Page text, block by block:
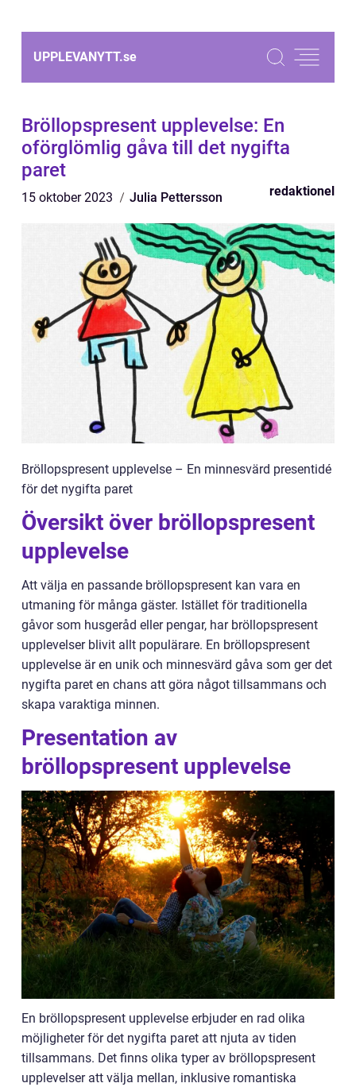
UPPLEVANYTT.se
Bröllopspresent upplevelse: En
oförglömlig gåva till det nygifta
paret
15 oktober 2023 Julia Pettersson redaktionel
Bröllopspresent upplevelse – En minnesvärd presentidé
för det nygifta paret
Översikt över bröllopspresent
upplevelse
Att välja en passande bröllopspresent kan vara en
utmaning för många gäster. Istället för traditionella
gåvor som husgeråd eller pengar, har bröllopspresent
upplevelser blivit allt populärare. En bröllopspresent
upplevelse är en unik och minnesvärd gåva som ger det
nygifta paret en chans att göra något tillsammans och
skapa varaktiga minnen.
Presentation av
bröllopspresent upplevelse
En bröllopspresent upplevelse erbjuder en rad olika
möjligheter för det nygifta paret att njuta av tiden
tillsammans. Det finns olika typer av bröllopspresent
upplevelser att välja mellan, inklusive romantiska